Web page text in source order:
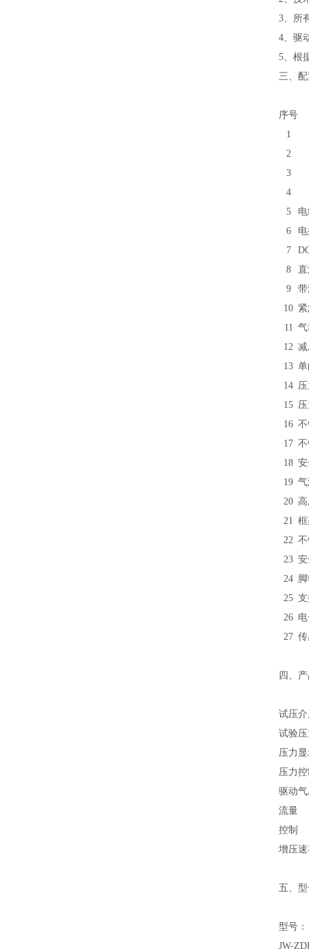
3、所
4、驱
5、根
三、
序号
1
2
3
4
5
6
7
8
9
10
11 气
12 减
13 单
14 压
15
16 不
17 不
18
19 气
20
21 框
22
23
24
25
26
27
四、
试压
试验
压力
压力
驱动
流量
控制
增压
五、
型号：
JW-